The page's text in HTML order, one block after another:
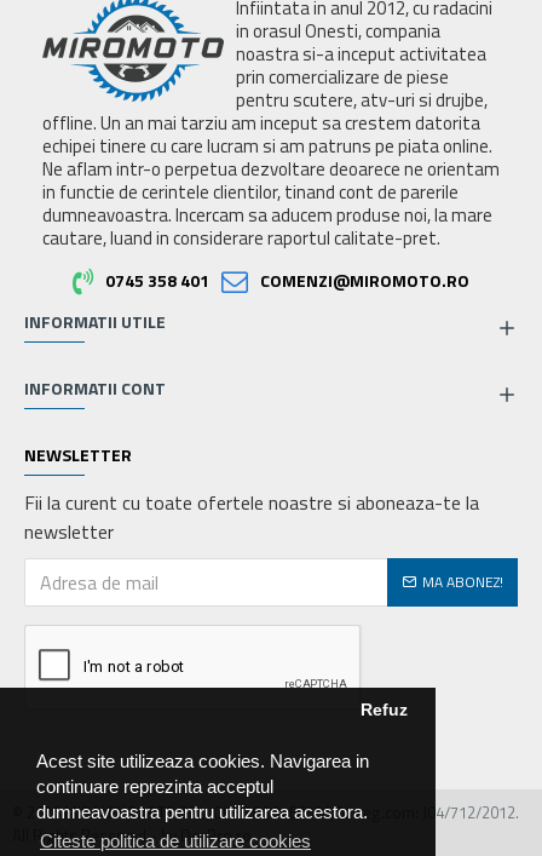
Acest site utilizeaza cookies. Navigarea in
continuare reprezinta acceptul
dumneavoastra pentru utilizarea acestora.
Citeste politica de utilizare cookies
Refuz
Infiintata in anul 2012, cu radacini
in orasul Onesti, compania
noastra si-a inceput activitatea
prin comercializare de piese
pentru scutere, atv-uri si drujbe,
offline. Un an mai tarziu am inceput sa crestem datorita
echipei tinere cu care lucram si am patruns pe piata online.
Ne aflam intr-o perpetua dezvoltare deoarece ne orientam
in functie de cerintele clientilor, tinand cont de parerile
dumneavoastra. Incercam sa aducem produse noi, la mare
cautare, luand in considerare raportul calitate-pret.
0745 358 401
COMENZI@MIROMOTO.RO
INFORMATII UTILE
INFORMATII CONT
NEWSLETTER
Fii la curent cu toate ofertele noastre si aboneaza-te la
newsletter
MA ABONEZ!
© 2026 MIRALEX PARTS SRL, CIF: RO30468586, Nr.reg.com: J04/712/2012.
All Rights Reserved - by DevPro.ro